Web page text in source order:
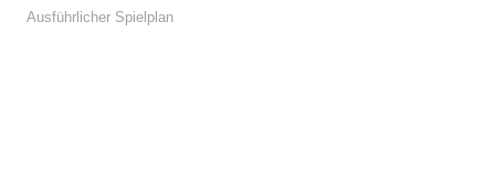
Ausführlicher Spielplan